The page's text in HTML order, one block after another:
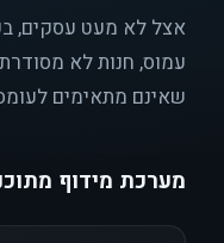
אצל לא מעט עסקים,
עמוס, חנות לא
שאינם מתאימים
מערכת מידוף